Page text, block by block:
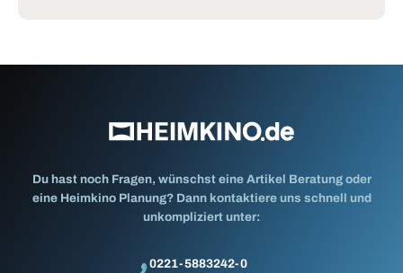
Du hast noch Fragen, wünschst eine Artikel Beratung oder
eine Heimkino Planung? Dann kontaktiere uns schnell und
unkompliziert unter:
0221-5883242-0